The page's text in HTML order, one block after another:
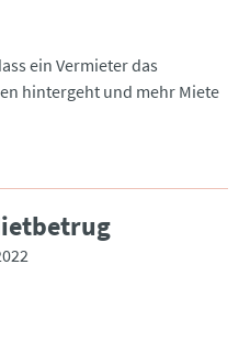
ein Vermieter das
hintergeht und mehr Miete